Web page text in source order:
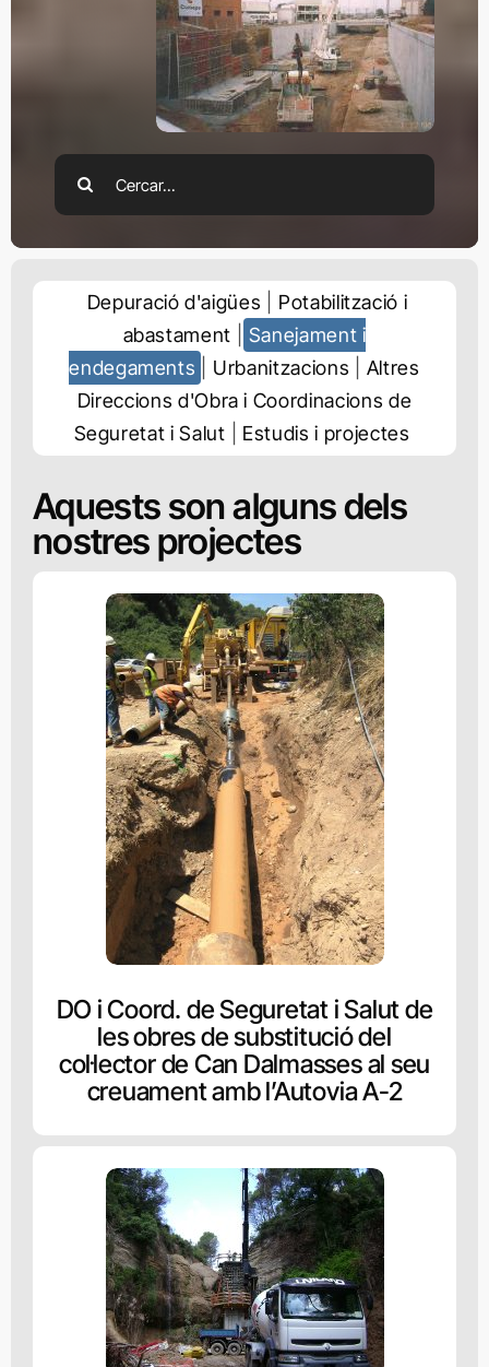
Cerca
Depuració d'aigües
Potabilització i
abastament
Sanejament i
endegaments
Urbanitzacions
Altres
Direccions d'Obra i Coordinacions de
Seguretat i Salut
Estudis i projectes
Aquests son alguns dels
nostres projectes
DO i Coord. de Seguretat i Salut de
les obres de substitució del
col·lector de Can Dalmasses al seu
creuament amb l’Autovia A-2